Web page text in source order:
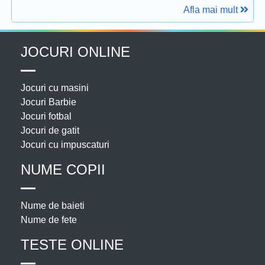
Afla mai mult
JOCURI ONLINE
Jocuri cu masini
Jocuri Barbie
Jocuri fotbal
Jocuri de gatit
Jocuri cu impuscaturi
NUME COPII
Nume de baieti
Nume de fete
TESTE ONLINE